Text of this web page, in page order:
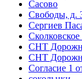
Сасово
Свободы, д.
Сергиев
СНТ
СНТ
Согласие 1